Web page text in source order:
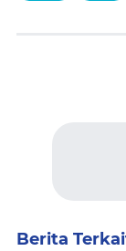
Berita